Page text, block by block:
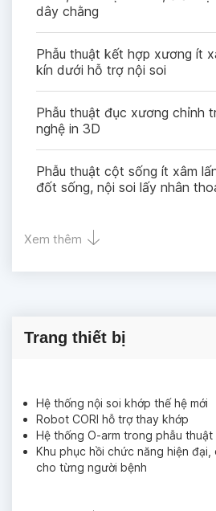
dây chằng
Phẫu thuật kết hợp xương ít
kín dưới hỗ trợ nội soi
Phẫu thuật đục xương chỉnh
nghệ in 3D
Phẫu thuật cột sống ít xâm
đốt sống, nội soi lấy nhân
Xem thêm
Trang thiết bị
Hệ thống nội soi khớp thế hệ mới
Robot CORI hỗ trợ thay khớp
Hệ thống O-arm trong phẫu thuật
Khu phục hồi chức năng hiện
cho từng người bệnh